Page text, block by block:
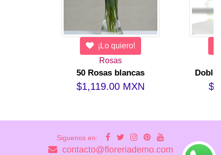
¡Lo quiero!
Rosas
50 Rosas blancas
$1,119.00 MXN
Doble
Siguenos en:
contacto@floreriademo.com